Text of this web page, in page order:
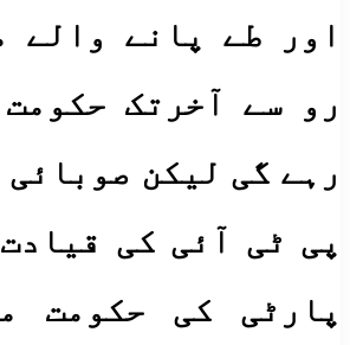
اور طے پانے والے
رو سے آخرتک
رہے گی لیکن صوبائی
پی ٹی آئی کی
پارٹی کی حکومت